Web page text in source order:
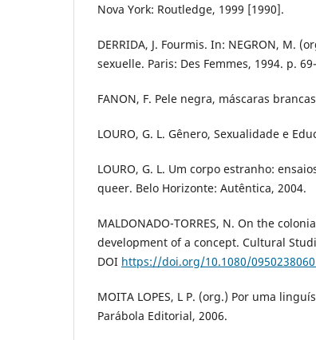
Nova York: Routledge, 1999 [1990].
DERRIDA, J. Fourmis. In: NEGRON, M.
sexuelle. Paris: Des Femmes, 1994. p.
FANON, F. Pele negra, máscaras
LOURO, G. L. Gênero, Sexualidade e
LOURO, G. L. Um corpo estranho:
queer. Belo Horizonte: Autêntica, 2004.
MALDONADO-TORRES, N. On the
development of a concept. Cultural
DOI https://doi.org/10.1080/
MOITA LOPES, L P. (org.) Por uma
Parábola Editorial, 2006.